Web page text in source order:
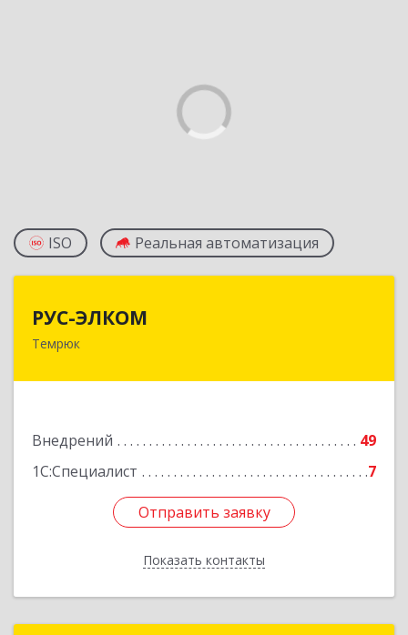
ISO Реальная автоматизация
РУС-ЭЛКОМ
Темрюк
Внедрений
49
1С:Специалист
7
Отправить заявку
Показать контакты
353500, Краснодарский край, Темрюкский р-н,
Отправить заявку
Назад